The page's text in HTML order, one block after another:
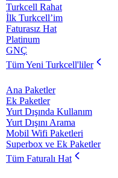
Turkcell Rahat
İlk Turkcell’im
Faturasız Hat
Platinum
GNÇ
Tüm Yeni Turkcell'liler
Ana Paketler
Ek Paketler
Yurt Dışında Kullanım
Yurt Dışını Arama
Mobil Wifi Paketleri
Superbox ve Ek Paketler
Tüm Faturalı Hat